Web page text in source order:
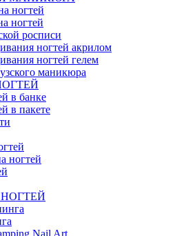
ногтей
ногтей
росписи
ногтей акрилом
ногтей гелем
маникюра
в банке
в пакете
ногтей
Nail Art